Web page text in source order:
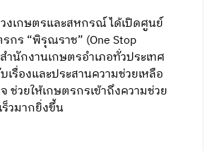
งเกษตรและสหกรณ์ ได้เปิดศูนย์
กร “พิรุณราช” (One Stop
ำนักงานเกษตรอำเภอทั่วประเทศ
เรื่องและประสานความช่วยเหลือ
ช่วยให้เกษตรกรเข้าถึงความช่วย
ร็วมากยิ่งขึ้น